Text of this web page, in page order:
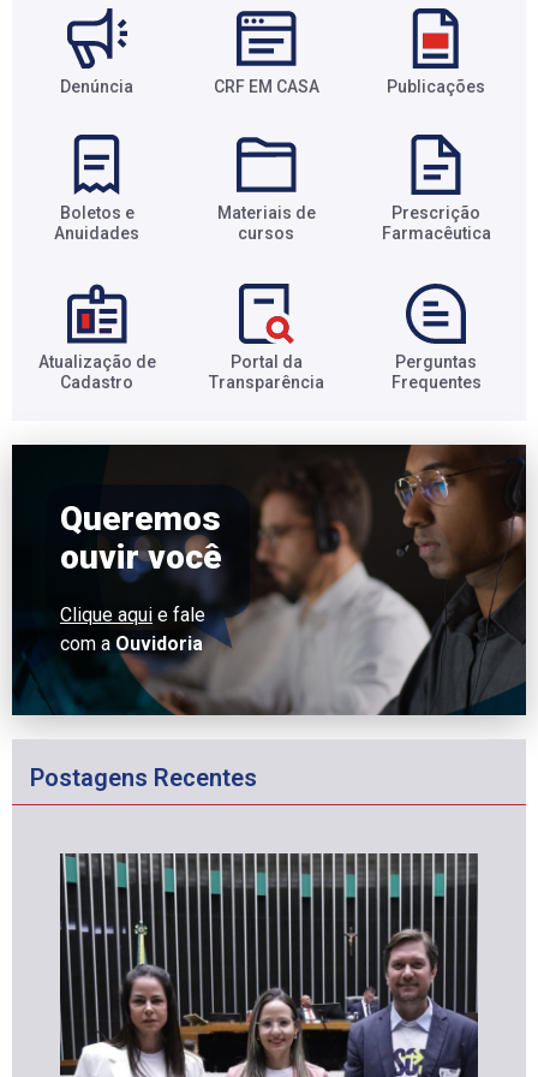
Denúncia CRF EM CASA Publicações
Boletos e
Anuidades​
Materiais de
cursos​
Prescrição
Farmacêutica​
Atualização de
Cadastro​
Portal da
Transparência​
Perguntas
Frequentes​
Queremos
ouvir você
Clique aqui e fale
com aOuvidoria
Postagens Recentes